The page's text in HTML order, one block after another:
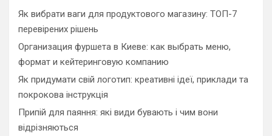
Як вибрати ваги для продуктового магазину: ТОП-7
перевірених рішень
Организация фуршета в Киеве: как выбрать меню,
формат и кейтеринговую компанию
Як придумати свій логотип: креативні ідеї, приклади та
покрокова інструкція
Припій для паяння: які види бувають і чим вони
відрізняються